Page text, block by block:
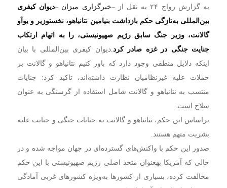
به گزارش رواج ۲۴ به نقل از – خبرگزاری میزان –دیوان کیفری
بین‌المللی به‌تازگی حکم بازداشت بنیامین نتانیاهو، نخستوزیر و یوآو
گالانت، وزیر جنگ سابق رژیم صهیونیستی، را به اتهام ارتکاب
جنایت جنگی در غزه صادر کرد.دیوان کیفری بین‌المللی با بیان
اینکه دلایل منطقی وجود دارد که باور کنیم نتانیاهو و گالانت بر
حملات علیه غیرنظامیان نظارت داشته‌اند، تاکید کرد: جنایات
منتسب به نتانیاهو و گالانت شامل استفاده از گرسنگی به عنوان
سلاح است.
براساس این حکم، نتانیاهو و گالانت به جنایات جنگی و جنایت علیه
بشریت متهم هستند.
صدور این حکم با واکنش‌های گسترده‌ای در جهان مواجه شده و در
حالی که آمریکا به‎عنوان متحد اصلی رژیم صهیونیستی با این حکم
مخالفت کرده، بسیاری از کشور‌ها به‌ویژه کشور‌های غربی آمادگی